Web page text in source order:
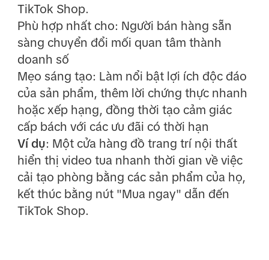
TikTok Shop.
Phù hợp nhất cho: Người bán hàng sẵn
sàng chuyển đổi mối quan tâm thành
doanh số
Mẹo sáng tạo: Làm nổi bật lợi ích độc đáo
của sản phẩm, thêm lời chứng thực nhanh
hoặc xếp hạng, đồng thời tạo cảm giác
cấp bách với các ưu đãi có thời hạn
Ví dụ: Một cửa hàng đồ trang trí nội thất
hiển thị video tua nhanh thời gian về việc
cải tạo phòng bằng các sản phẩm của họ,
kết thúc bằng nút "Mua ngay" dẫn đến
TikTok Shop.